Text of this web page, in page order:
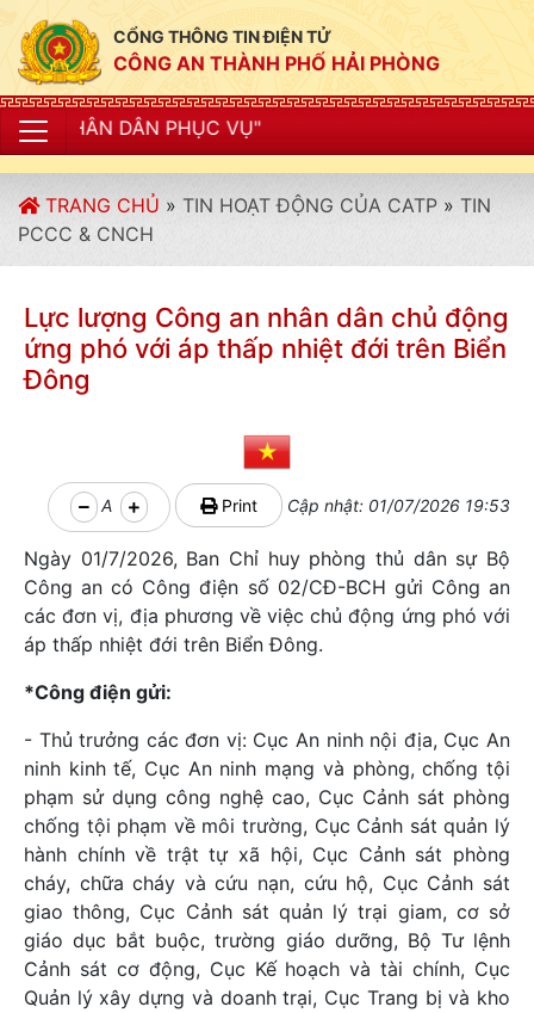
CỔNG THÔNG TIN ĐIỆN TỬ
CÔNG AN THÀNH PHỐ HẢI PHÒNG
VỤ"
TRANG CHỦ » TIN HOẠT ĐỘNG CỦA CATP » TIN
PCCC & CNCH
Lực lượng Công an nhân dân chủ động
ứng phó với áp thấp nhiệt đới trên Biển
Đông
A Print Cập nhật: 01/07/2026 19:53
Ngày 01/7/2026, Ban Chỉ huy phòng thủ dân sự Bộ
Công an có Công điện số 02/CĐ-BCH gửi Công an
các đơn vị, địa phương về việc chủ động ứng phó với
áp thấp nhiệt đới trên Biển Đông.
*Công điện gửi:
- Thủ trưởng các đơn vị: Cục An ninh nội địa, Cục An
ninh kinh tế, Cục An ninh mạng và phòng, chống tội
phạm sử dụng công nghệ cao, Cục Cảnh sát phòng
chống tội phạm về môi trường, Cục Cảnh sát quản lý
hành chính về trật tự xã hội, Cục Cảnh sát phòng
cháy, chữa cháy và cứu nạn, cứu hộ, Cục Cảnh sát
giao thông, Cục Cảnh sát quản lý trại giam, cơ sở
giáo dục bắt buộc, trường giáo dưỡng, Bộ Tư lệnh
Cảnh sát cơ động, Cục Kế hoạch và tài chính, Cục
Quản lý xây dựng và doanh trại, Cục Trang bị và kho